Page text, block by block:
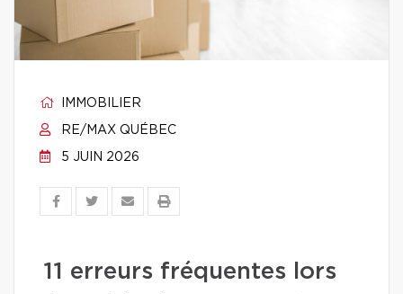
IMMOBILIER
RE/MAX QUÉBEC
5 JUIN 2026
11 erreurs fréquentes lors